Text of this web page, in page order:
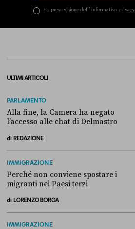
Ho preso visione dell’ informativa privacy
ULTIMI ARTICOLI
PARLAMENTO
Alla fine, la Camera ha negato
l’accesso alle chat di Delmastro
di REDAZIONE
IMMIGRAZIONE
Perché non conviene spostare i
migranti nei Paesi terzi
di LORENZO BORGA
IMMIGRAZIONE